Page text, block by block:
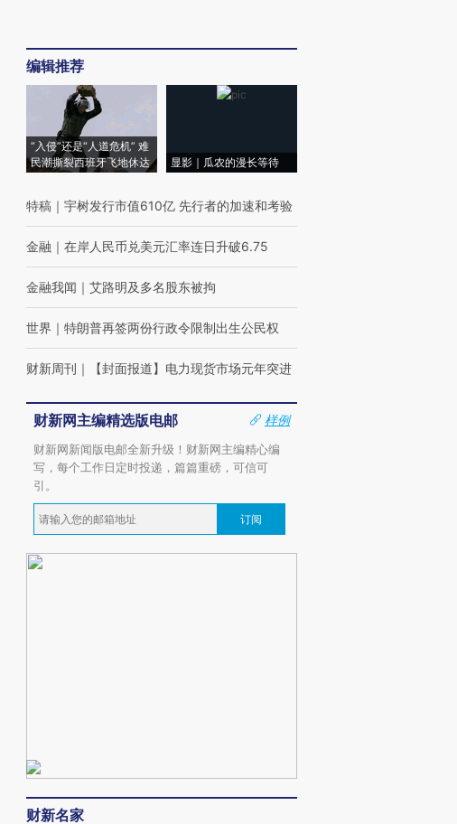
编辑推荐
“入侵”还是“人道危机” 难
民潮撕裂西班牙飞地休达
显影｜瓜农的漫长等待
特稿 ｜ 宇树发行市值610亿 先行者的加速和考验
金融 ｜ 在岸人民币兑美元汇率连日升破6.75
金融我闻 ｜ 艾路明及多名股东被拘
世界 ｜ 特朗普再签两份行政令限制出生公民权
财新周刊 ｜ 【封面报道】电力现货市场元年突进
财新网主编精选版电邮
样例
财新网新闻版电邮全新升级！财新网主编精心编
写，每个工作日定时投递，篇篇重磅，可信可
引。
订阅
财新名家